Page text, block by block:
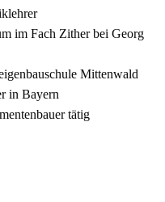
im Fach Zither bei Georg
Mittenwald
in Bayern
tätig